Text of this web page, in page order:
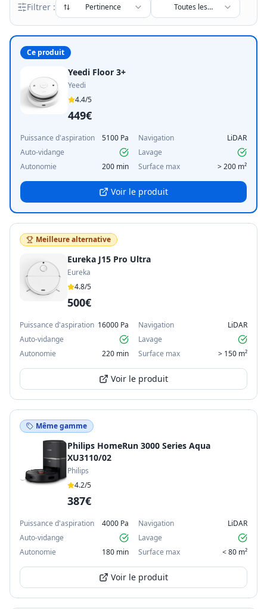
Filtrer : Pertinence
Toutes les
marques
Ce produit
Yeedi Floor 3+
Yeedi
4.4/5
449€
Puissance d'aspiration 5100 Pa Navigation
LiDAR
Auto-vidange
Lavage
Autonomie
200 min Surface max > 200 m²
Voir le produit
Meilleure alternative
Eureka J15 Pro Ultra
Eureka
4.8/5
500€
Puissance d'aspiration 16000 Pa Navigation
LiDAR
Auto-vidange
Lavage
Autonomie
220 min Surface max > 150 m²
Voir le produit
Même gamme
Philips HomeRun 3000 Series Aqua
XU3110/02
Philips
4.2/5
387€
Puissance d'aspiration 4000 Pa Navigation
LiDAR
Auto-vidange
Lavage
Autonomie
180 min Surface max < 80 m²
Voir le produit